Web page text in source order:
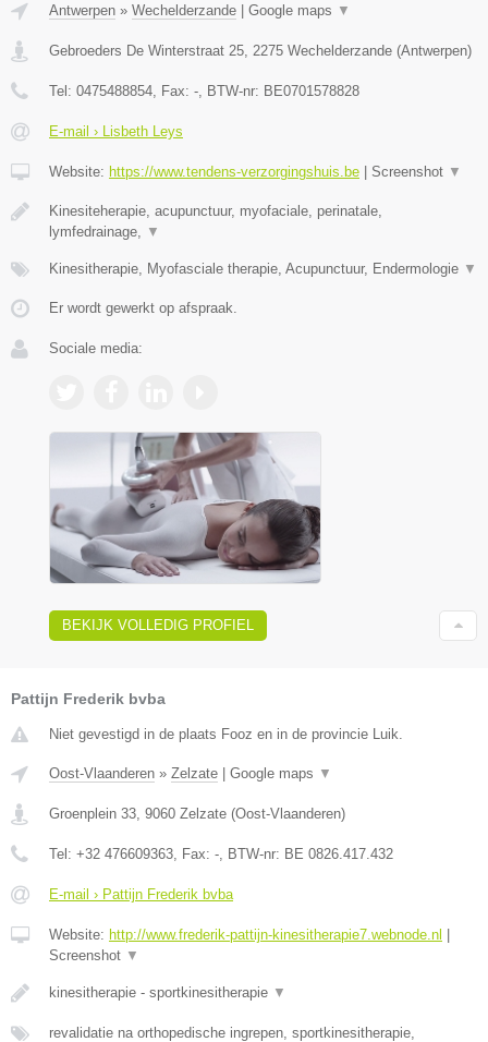
Antwerpen » Wechelderzande | Google maps ▼
Gebroeders De Winterstraat 25 2275 Wechelderzande (Antwerpen)
Tel: 0475488854 , Fax: - , BTW-nr: BE0701578828
E-mail › Lisbeth Leys
Website: https://www.tendens-verzorgingshuis.be | Screenshot ▼
Kinesiteherapie, acupunctuur, myofaciale, perinatale,
lymfedrainage,
▼
Kinesitherapie, Myofasciale therapie, Acupunctuur, Endermologie ▼
Er wordt gewerkt op afspraak.
Sociale media:
BEKIJK VOLLEDIG PROFIEL
Pattijn Frederik bvba
Niet gevestigd in de plaats Fooz en in de provincie Luik.
Oost-Vlaanderen » Zelzate Google maps ▼
Groenplein 33, 9060 Zelzate (Oost-Vlaanderen)
Tel: +32 476609363, Fax: -, BTW-nr: BE 0826.417.432
E-mail › Pattijn Frederik bvba
Website: http://www.frederik-pattijn-kinesitherapie7.webnode.nl
Screenshot ▼
kinesitherapie - sportkinesitherapie ▼
revalidatie na orthopedische ingrepen, sportkinesitherapie,